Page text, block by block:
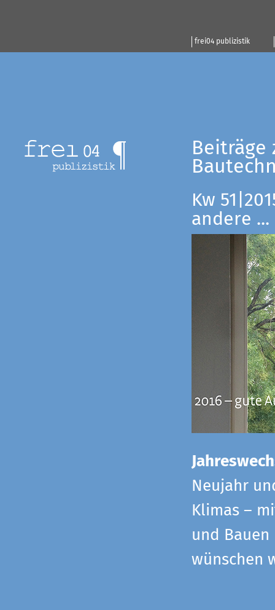
frei04 publizistik
Beiträge
Kw
andere ...
Neujahr
Klimas –
und
wünschen